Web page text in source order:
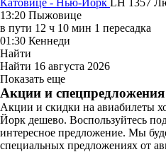
13:20 Пыжовице
в пути 12 ч 10 мин 1 пересадка
01:30 Кеннеди
Найти
Найти 16 августа 2026
Показать еще
Акции и спецпредложения
Акции и скидки на авиабилеты
Йорк дешево. Воспользуйтесь
интересное предложение. Мы
специальных предложениях от